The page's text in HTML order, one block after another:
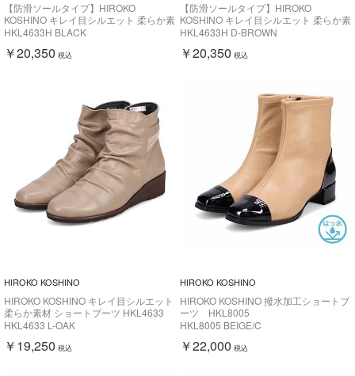
【防滑ソールタイプ】HIROKO
KOSHINO キレイ目シルエット 柔らか素
材 ショートブーツ HKL4633H
HKL4633H BLACK
￥20,350 税込
【防滑ソールタイプ】HIROKO
KOSHINO キレイ目シルエット 柔らか素
材 ショートブーツ HKL4633H
HKL4633H D-BROWN
￥20,350 税込
HIROKO KOSHINO
HIROKO KOSHINO キレイ目シルエット
柔らか素材 ショートブーツ HKL4633
HKL4633 L-OAK
￥19,250 税込
HIROKO KOSHINO
HIROKO KOSHINO 撥水加工ショートブ
ーツ HKL8005
HKL8005 BEIGE/C
￥22,000 税込